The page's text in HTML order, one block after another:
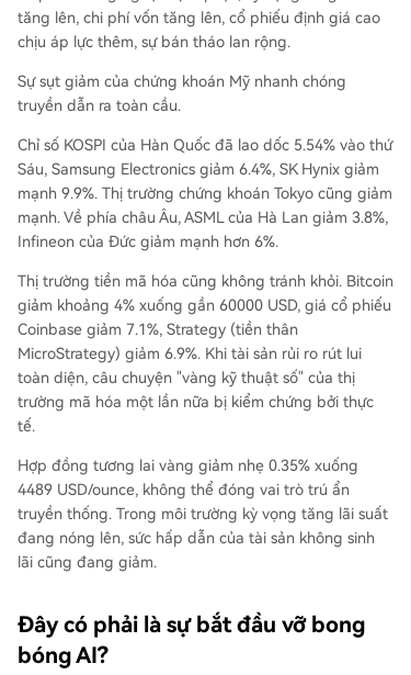
tăng lên, chi phí vốn tăng lên, cổ phiếu định giá cao
chịu áp lực thêm, sự bán tháo lan rộng.
Sự sụt giảm của chứng khoán Mỹ nhanh chóng
truyền dẫn ra toàn cầu.
Chỉ số KOSPI của Hàn Quốc đã lao dốc 5.54% vào thứ
Sáu, Samsung Electronics giảm 6.4%, SK Hynix giảm
mạnh 9.9%. Thị trường chứng khoán Tokyo cũng giảm
mạnh. Về phía châu Âu, ASML của Hà Lan giảm 3.8%,
Infineon của Đức giảm mạnh hơn 6%.
Thị trường tiền mã hóa cũng không tránh khỏi. Bitcoin
giảm khoảng 4% xuống gần 60000 USD, giá cổ phiếu
Coinbase giảm 7.1%, Strategy (tiền thân
MicroStrategy) giảm 6.9%. Khi tài sản rủi ro rút lui
toàn diện, câu chuyện "vàng kỹ thuật số" của thị
trường mã hóa một lần nữa bị kiểm chứng bởi thực
tế.
Hợp đồng tương lai vàng giảm nhẹ 0.35% xuống
4489 USD/ounce, không thể đóng vai trò trú ẩn
truyền thống. Trong môi trường kỳ vọng tăng lãi suất
đang nóng lên, sức hấp dẫn của tài sản không sinh
lãi cũng đang giảm.
Đây có phải là sự bắt đầu vỡ bong
bóng AI?